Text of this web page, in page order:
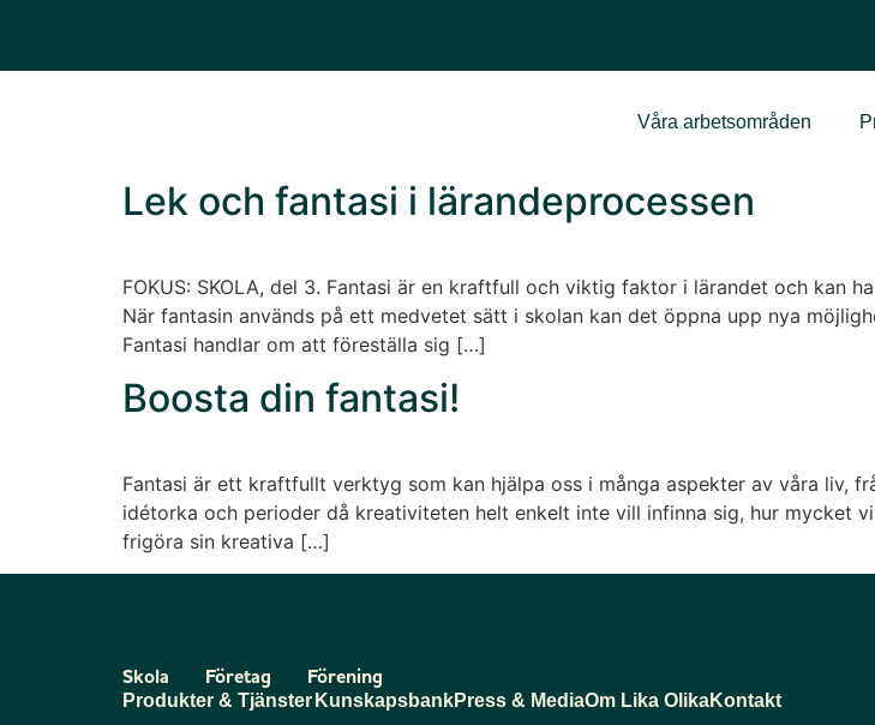
Våra arbetsområden
Lek och fantasi i lärandeprocessen
FOKUS: SKOLA, del 3. Fantasi är en kraftfull och viktig faktor i lärandet och kan
När fantasin används på ett medvetet sätt i skolan kan det öppna upp nya
Fantasi handlar om att föreställa sig […]
Boosta din fantasi!
Fantasi är ett kraftfullt verktyg som kan hjälpa oss i många aspekter av våra liv,
idétorka och perioder då kreativiteten helt enkelt inte vill infinna sig, hur mycket
frigöra sin kreativa […]
Skola Företag Förening
Produkter & Tjänster KunskapsbankPress & MediaOm Lika OlikaKontakt